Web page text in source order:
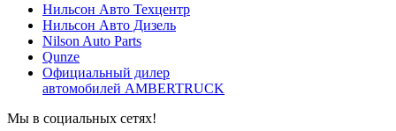
Нильсон Авто Техцентр
Нильсон Авто Дизель
Nilson Auto Parts
Qunze
Официальный дилер
автомобилей AMBERTRUCK
Мы в социальных сетях!